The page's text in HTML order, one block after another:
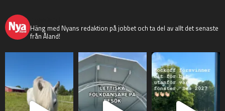
Häng med Nyans redaktion på jobbet och ta del av allt det senaste
från Åland!